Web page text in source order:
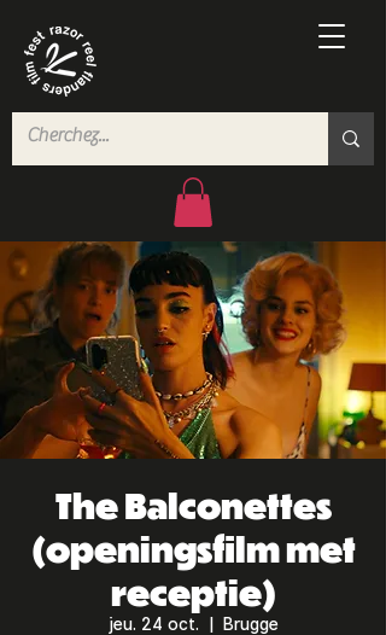
The Balconettes
(openingsfilm met
receptie)
jeu. 24 oct. Brugge